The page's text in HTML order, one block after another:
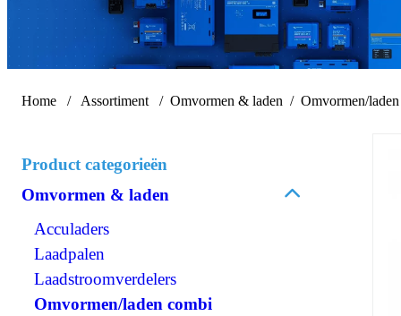
Home Assortiment Omvormen & laden Omvormen/
Product categorieën
Omvormen & laden
Acculaders
Laadpalen
Laadstroomverdelers
Omvormen/laden combi